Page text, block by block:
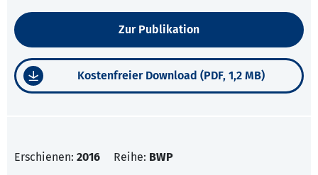
Zur Publikation
Kostenfreier Download (PDF, 1,2 MB)
Erschienen: 2016 Reihe: BWP